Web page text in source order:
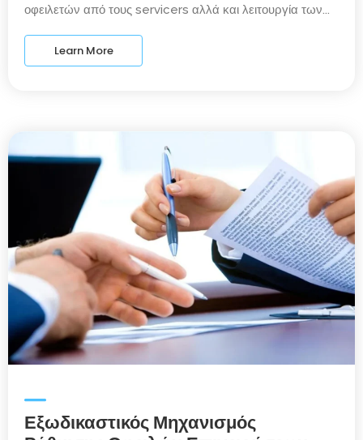
οφειλετών από τους servicers αλλά και λειτουργία των...
Learn More
Εξωδικαστικός Μηχανισμός